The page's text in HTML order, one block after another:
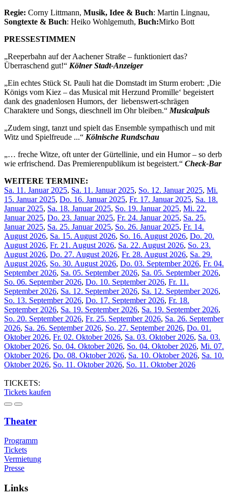
Regie: Corny Littmann, Musik, Idee & Buch: Martin Lingnau,
Songtexte & Buch: Heiko Wohlgemuth, Buch:Mirko Bott
PRESSESTIMMEN
„Reeperbahn auf der Aachener Straße – funktioniert das?
Überraschend gut!“ Kölner Stadt-Anzeiger
„Ein echtes Stück St. Pauli hat die Domstadt im Sturm erobert: ‚Die
Königs vom Kiez – das Musical mit Herzund Promille‘ begeistert
dank des gnadenlosen Humors, der liebenswert-schrägen
Charaktere und Songs, dieschnell im Ohr bleiben.“ Musicalpuls
„Zudem singt, tanzt und spielt das Ensemble sympathisch und mit
Witz und Spielfreude ...“ Kölnische Rundschau
„… freche Witze, oft unter der Gürtellinie, und ein Humor – so derb
wie erfrischend. Das Premierenpublikum ist begeistert.“ Check-Bar
WEITERE TERMINE:
Sa. 11. Januar 2025, Sa. 11. Januar 2025, So. 12. Januar 2025, Mi.
15. Januar 2025, Do. 16. Januar 2025, Fr. 17. Januar 2025, Sa. 18.
Januar 2025, Sa. 18. Januar 2025, So. 19. Januar 2025, Mi. 22.
Januar 2025, Do. 23. Januar 2025, Fr. 24. Januar 2025, Sa. 25.
Januar 2025, Sa. 25. Januar 2025, So. 26. Januar 2025, Fr. 14.
August 2026, Sa. 15. August 2026, So. 16. August 2026, Do. 20.
August 2026, Fr. 21. August 2026, Sa. 22. August 2026, So. 23.
August 2026, Do. 27. August 2026, Fr. 28. August 2026, Sa. 29.
August 2026, So. 30. August 2026, Do. 03. September 2026, Fr. 04.
September 2026, Sa. 05. September 2026, Sa. 05. September 2026,
So. 06. September 2026, Do. 10. September 2026, Fr. 11.
September 2026, Sa. 12. September 2026, Sa. 12. September 2026,
So. 13. September 2026, Do. 17. September 2026, Fr. 18.
September 2026, Sa. 19. September 2026, Sa. 19. September 2026,
So. 20. September 2026, Fr. 25. September 2026, Sa. 26. September
2026, Sa. 26. September 2026, So. 27. September 2026, Do. 01.
Oktober 2026, Fr. 02. Oktober 2026, Sa. 03. Oktober 2026, Sa. 03.
Oktober 2026, So. 04. Oktober 2026, So. 04. Oktober 2026, Mi. 07.
Oktober 2026, Do. 08. Oktober 2026, Sa. 10. Oktober 2026, Sa. 10.
Oktober 2026, So. 11. Oktober 2026, So. 11. Oktober 2026
TICKETS:
Tickets kaufen
Theater
Programm
Tickets
Vermietung
Presse
Links